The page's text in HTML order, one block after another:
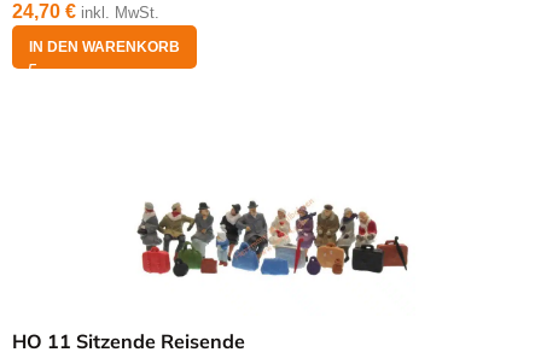
24,70 € inkl. MwSt.
IN DEN WARENKORB
HO 11 Sitzende Reisende